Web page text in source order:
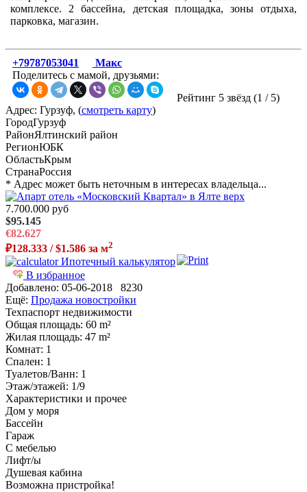
комплексе. 2 бассейна, детская площадка, зоны отдыха,
парковка, магазин.
+79787053041
Макс
Поделитесь с мамой, друзьями:
Рейтинг 5 звёзд (1 / 5)
Адрес: Гурзуф, (смотреть карту)
ГородГурзуф
РайонЯлтинский район
РегионЮБК
ОбластьКрым
СтранаРоссия
* Адрес может быть неточным в интересах владельца...
7.700.000 руб
$95.145
€82.627
₽128.333 / $1.586 за м2
Ипотечный калькулятор
В избранное
Добавлено: 05-06-2018 8230
Ещё: Продажа новостройки
Техпаспорт недвижимости
Общая площадь: 60 m²
Жилая площадь: 47 m²
Комнат: 1
Спален: 1
Туалетов/Ванн: 1
Этаж/этажей: 1/9
Характеристики и прочее
Дом у моря
Бассейн
Гараж
С мебелью
Лифт/ы
Душевая кабина
Возможна пристройка!